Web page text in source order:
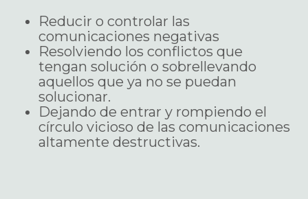
Reducir o controlar las
comunicaciones negativas
Resolviendo los conflictos que
tengan solución o sobrellevando
aquellos que ya no se puedan
solucionar.
Dejando de entrar y rompiendo el
círculo vicioso de las comunicaciones
altamente destructivas.